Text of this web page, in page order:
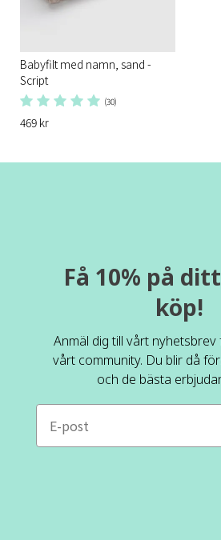
Babyfilt med namn, sand -
Script
(30)
469 kr
Få 10% på
köp!
Anmäl dig till vårt
vårt community. Du blir då
och de bästa
e-mail